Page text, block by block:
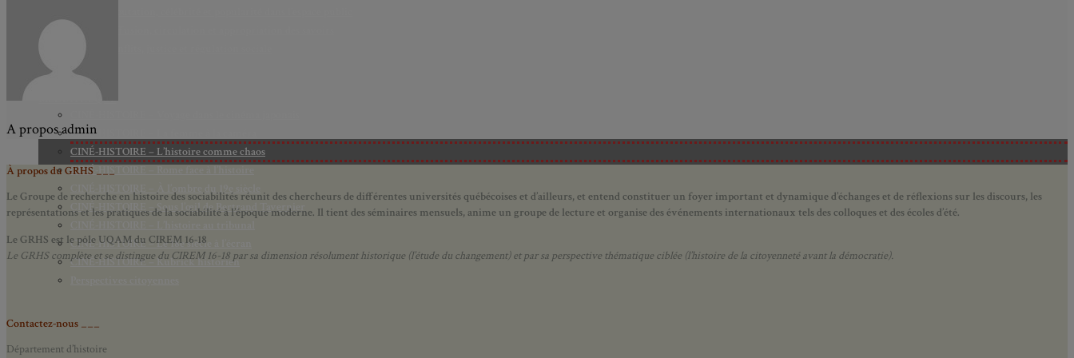
Axe 3 : Diffusion, circulation et appropriation des savoirs
BIBLIOTHÈQUE
LECTURES
MÉDIATHÈQUE
CINÉ-HISTOIRE – La femme à la caméra
CINÉ-HISTOIRE – L’histoire comme chaos
CINÉ-HISTOIRE – Rome face à l’histoire
CINÉ-HISTOIRE – À l’ombre du 19e siècle
CINÉ-HISTOIRE – Sous l’œil de Bertrand Tavernier
CINÉ-HISTOIRE – Le 18e siècle à l’écran
CINÉ-HISTOIRE – Kubrick historien
A proposadmin
À propos du GRHS ___
Le Groupe de recherche en histoire des sociabilités réunit des chercheurs de différentes universités québécoises et d’ailleurs, et entend constituer un foyer important et dynamique d’échanges et de réflexions sur les discours, les
représentations et les pratiques de la sociabilité à l’époque moderne. Il tient des séminaires mensuels, anime un groupe de lecture et organise des événements internationaux tels des colloques et des écoles d’été.
Le GRHS est le pôle UQAM du CIREM 16-18
Le GRHS complète et se distingue du CIREM 16-18 par sa dimension résolument historique (l’étude du changement) et par sa perspective thématique ciblée (l’histoire de la citoyenneté avant la démocratie).
Contactez-nous ___
Département d’histoire